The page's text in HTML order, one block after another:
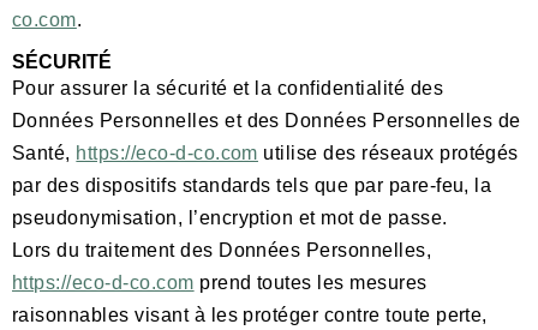
co.com.
SÉCURITÉ
Pour assurer la sécurité et la confidentialité des
Données Personnelles et des Données Personnelles de
Santé, https://eco-d-co.com utilise des réseaux protégés
par des dispositifs standards tels que par pare-feu, la
pseudonymisation, l’encryption et mot de passe.
Lors du traitement des Données Personnelles,
https://eco-d-co.com prend toutes les mesures
raisonnables visant à les protéger contre toute perte,